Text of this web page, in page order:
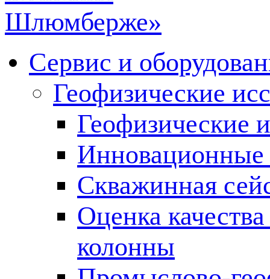
Сервис и
Геофизические
Геофизические
Инновационные
Скважинная
Оценка
колонны